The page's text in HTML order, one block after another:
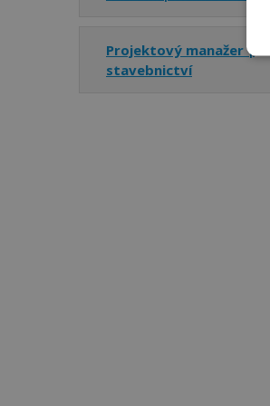
Projektový manažer |
stavebnictví